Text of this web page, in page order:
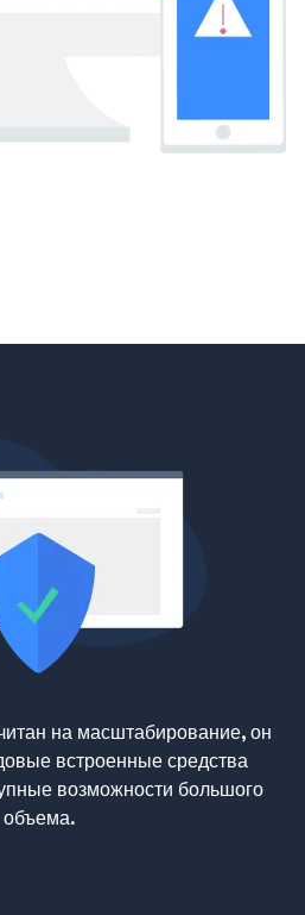
на масштабирование, он
встроенные средства
возможности большого
объема.